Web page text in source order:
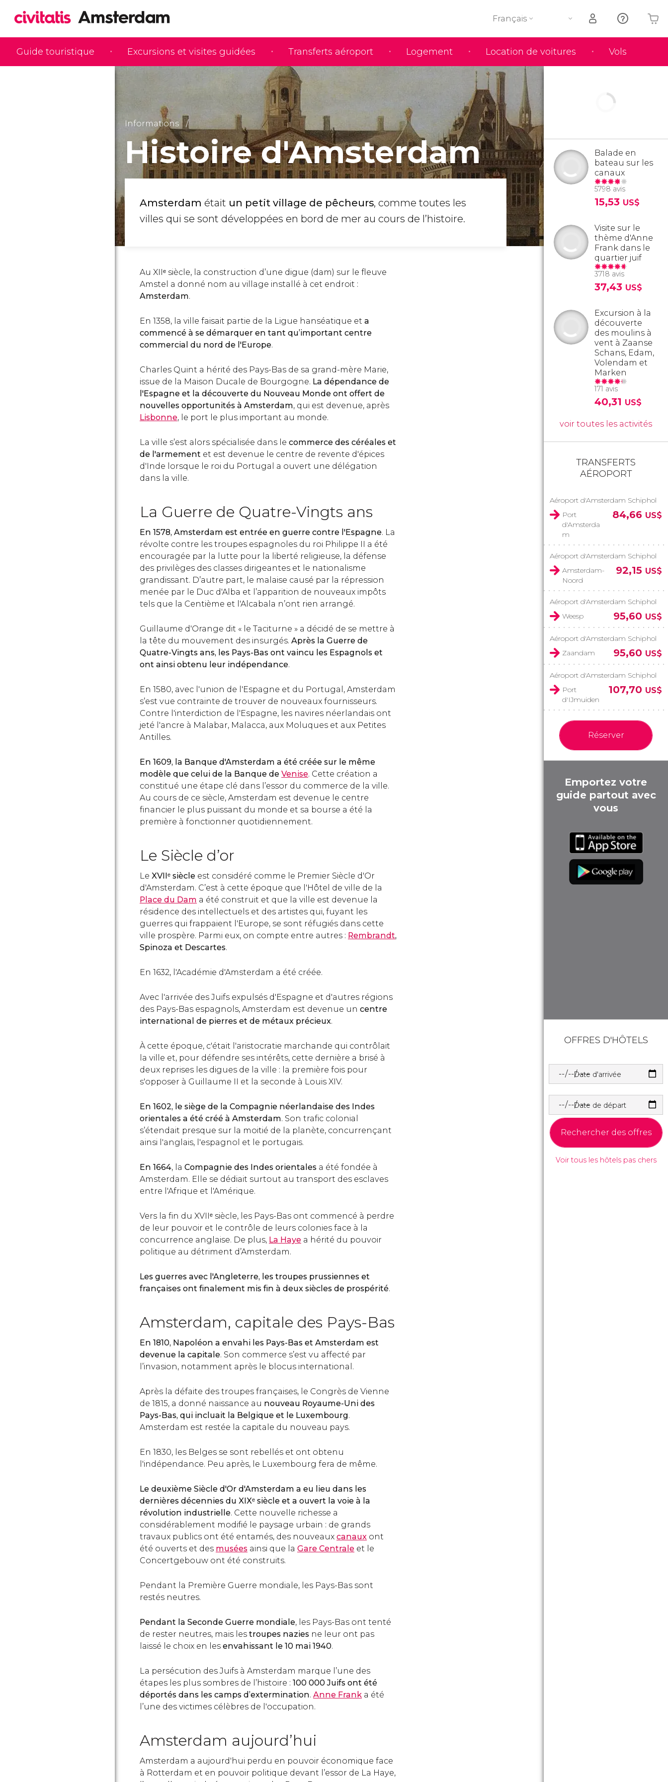
Guide touristique Excursions et visites guidées Transferts aéroport Logement Location de voitures Vols
Français
Votre panier est vide
Informations
Histoire d'Amsterdam
Amsterdam était un petit village de pêcheurs, comme toutes les
villes qui se sont développées en bord de mer au cours de l’histoire.
Au XIIᵉ siècle, la construction d’une digue (dam) sur le fleuve
Amstel a donné nom au village installé à cet endroit :
Amsterdam.
En 1358, la ville faisait partie de la Ligue hanséatique et a
commencé à se démarquer en tant qu’important centre
commercial du nord de l'Europe.
Charles Quint a hérité des Pays-Bas de sa grand-mère Marie,
issue de la Maison Ducale de Bourgogne. La dépendance de
l'Espagne et la découverte du Nouveau Monde ont offert de
nouvelles opportunités à Amsterdam, qui est devenue, après
Lisbonne, le port le plus important au monde.
La ville s’est alors spécialisée dans le commerce des céréales et
de l'armement et est devenue le centre de revente d'épices
d'Inde lorsque le roi du Portugal a ouvert une délégation
dans la ville.
La Guerre de Quatre-Vingts ans
En 1578, Amsterdam est entrée en guerre contre l'Espagne. La
révolte contre les troupes espagnoles du roi Philippe II a été
encouragée par la lutte pour la liberté religieuse, la défense
des privilèges des classes dirigeantes et le nationalisme
grandissant. D’autre part, le malaise causé par la répression
menée par le Duc d'Alba et l’apparition de nouveaux impôts
tels que la Centième et l'Alcabala n’ont rien arrangé.
Guillaume d'Orange dit « le Taciturne » a décidé de se mettre à
la tête du mouvement des insurgés. Après la Guerre de
Quatre-Vingts ans, les Pays-Bas ont vaincu les Espagnols et
ont ainsi obtenu leur indépendance.
En 1580, avec l'union de l'Espagne et du Portugal, Amsterdam
s’est vue contrainte de trouver de nouveaux fournisseurs.
Contre l'interdiction de l'Espagne, les navires néerlandais ont
jeté l'ancre à Malabar, Malacca, aux Moluques et aux Petites
Antilles.
En 1609, la Banque d'Amsterdam a été créée sur le même
modèle que celui de la Banque de Venise. Cette création a
constitué une étape clé dans l’essor du commerce de la ville.
Au cours de ce siècle, Amsterdam est devenue le centre
financier le plus puissant du monde et sa bourse a été la
première à fonctionner quotidiennement.
Le Siècle d’or
Le XVIIᵉ siècle est considéré comme le Premier Siècle d'Or
d'Amsterdam. C’est à cette époque que l'Hôtel de ville de la
Place du Dam a été construit et que la ville est devenue la
résidence des intellectuels et des artistes qui, fuyant les
guerres qui frappaient l'Europe, se sont réfugiés dans cette
ville prospère. Parmi eux, on compte entre autres : Rembrandt,
Spinoza et Descartes.
En 1632, l'Académie d'Amsterdam a été créée.
Avec l'arrivée des Juifs expulsés d'Espagne et d'autres régions
des Pays-Bas espagnols, Amsterdam est devenue un centre
international de pierres et de métaux précieux.
À cette époque, c'était l'aristocratie marchande qui contrôlait
la ville et, pour défendre ses intérêts, cette dernière a brisé à
deux reprises les digues de la ville : la première fois pour
s'opposer à Guillaume II et la seconde à Louis XIV.
En 1602, le siège de la Compagnie néerlandaise des Indes
orientales a été créé à Amsterdam. Son trafic colonial
s’étendait presque sur la moitié de la planète, concurrençant
ainsi l'anglais, l'espagnol et le portugais.
En 1664, la Compagnie des Indes orientales a été fondée à
Amsterdam. Elle se dédiait surtout au transport des esclaves
entre l'Afrique et l'Amérique.
Vers la fin du XVIIᵉ siècle, les Pays-Bas ont commencé à perdre
de leur pouvoir et le contrôle de leurs colonies face à la
concurrence anglaise. De plus, La Haye a hérité du pouvoir
politique au détriment d’Amsterdam.
Les guerres avec l'Angleterre, les troupes prussiennes et
françaises ont finalement mis fin à deux siècles de prospérité.
Amsterdam, capitale des Pays-Bas
En 1810, Napoléon a envahi les Pays-Bas et Amsterdam est
devenue la capitale. Son commerce s’est vu affecté par
l’invasion, notamment après le blocus international.
Après la défaite des troupes françaises, le Congrès de Vienne
de 1815, a donné naissance au nouveau Royaume-Uni des
Pays-Bas, qui incluait la Belgique et le Luxembourg.
Amsterdam est restée la capitale du nouveau pays.
En 1830, les Belges se sont rebellés et ont obtenu
l'indépendance. Peu après, le Luxembourg fera de même.
Le deuxième Siècle d'Or d'Amsterdam a eu lieu dans les
dernières décennies du XIXᵉ siècle et a ouvert la voie à la
révolution industrielle. Cette nouvelle richesse a
considérablement modifié le paysage urbain : de grands
travaux publics ont été entamés, des nouveaux canaux ont
été ouverts et des musées ainsi que la Gare Centrale et le
Concertgebouw ont été construits.
Pendant la Première Guerre mondiale, les Pays-Bas sont
restés neutres.
Pendant la Seconde Guerre mondiale, les Pays-Bas ont tenté
de rester neutres, mais les troupes nazies ne leur ont pas
laissé le choix en les envahissant le 10 mai 1940.
La persécution des Juifs à Amsterdam marque l’une des
étapes les plus sombres de l’histoire : 100 000 Juifs ont été
déportés dans les camps d’extermination. Anne Frank a été
l’une des victimes célèbres de l'occupation.
Amsterdam aujourd’hui
Amsterdam a aujourd'hui perdu en pouvoir économique face
à Rotterdam et en pouvoir politique devant l’essor de La Haye,
Balade en
bateau sur les
canaux
5798 avis
15,53 US$
Visite sur le
thème d'Anne
Frank dans le
quartier juif
3718 avis
37,43 US$
Excursion à la
découverte
des moulins à
vent à Zaanse
Schans, Edam,
Volendam et
Marken
171 avis
40,31 US$
voir toutes les activités
TRANSFERTS
AÉROPORT
Aéroport d'Amsterdam Schiphol
Port
d'Amsterda
m
84,66 US$
Aéroport d'Amsterdam Schiphol
Amsterdam-
Noord
92,15 US$
Aéroport d'Amsterdam Schiphol
Weesp
95,60 US$
Aéroport d'Amsterdam Schiphol
Zaandam
95,60 US$
Aéroport d'Amsterdam Schiphol
Port
d'IJmuiden
107,70 US$
Réserver
Emportez votre
guide partout avec
vous
OFFRES D'HÔTELS
Date d'arrivée
Date de départ
Rechercher des offres
Voir tous les hôtels pas chers